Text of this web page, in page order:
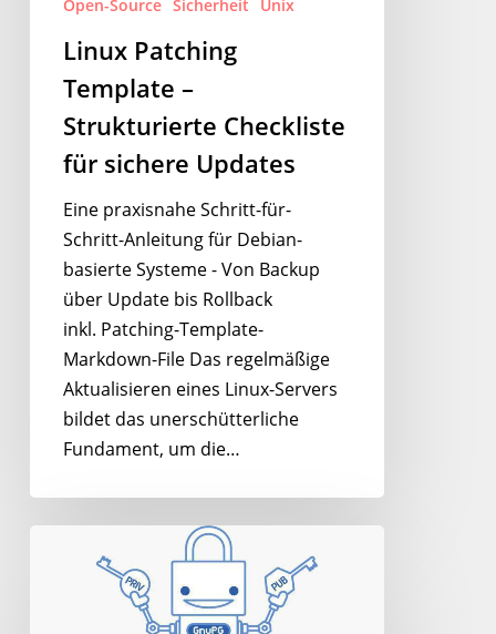
Updates
Open-Source Sicherheit Unix
Linux Patching
Template –
Strukturierte Checkliste
für sichere Updates
Eine praxisnahe Schritt-für-
Schritt-Anleitung für Debian-
basierte Systeme - Von Backup
über Update bis Rollback
inkl. Patching-Template-
Markdown-File Das regelmäßige
Aktualisieren eines Linux-Servers
bildet das unerschütterliche
Fundament, um die…